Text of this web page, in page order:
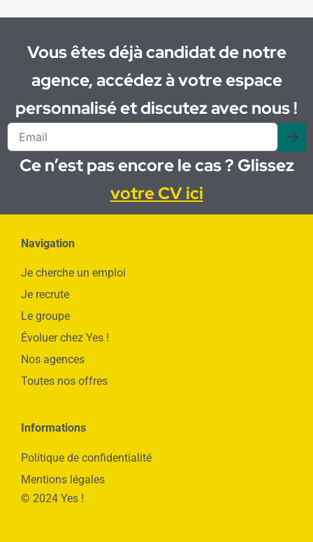
Vous êtes déjà candidat de notre
agence, accédez à votre espace
personnalisé et discutez avec nous !
Ce n’est pas encore le cas ? Glissez
votre CV ici
Navigation
Je cherche un emploi
Je recrute
Le groupe
Évoluer chez Yes !
Nos agences
Toutes nos offres
Informations
Politique de confidentialité
Mentions légales
© 2024 Yes !